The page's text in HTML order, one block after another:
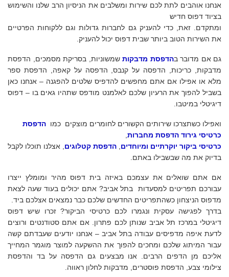
אנחנו אוהבים לתת לכם שירות ומשלבים את הניסיון הרב שלנו והשימוש
בציוד דפוס חדיש
ומתקדם. זאת, כדי להעניק גם לחברות גדולות וגם ללקוחות הפרטיים
את השירות הטוב ביותר שבית דפוס יכול להעניק.
גם אם מדובר בהדפסת מדבקותשמשוניות, בסריקת מסמכים, הדפסת
מדבקות, כריכות, הדפסה על קנבס, הדפסה על קאפה, הדפסת ספר
מלא או אפילו אם אתם מחפשים להדפיס שלטים להפגנה – אנחנו כאן
בשביל להפוך את הרעיון שלכם לאלמנט מודפס שתהיו גאים בו – דפוס
דיגיטלי במיטבו.
ואפילו כשתצרכו שירותים הקשורים לחומרים מוצקים כמו הדפסת
כרטיסי גירוד הדפסת מחברות
כרטיסי ביקור יוקרתיים ומיוחדים הדפסת קטלוגים , אצלנו תוכלו לקבל
בדיוק את מה שבשבילו באתם.
אם אתם שואלים את עצמכם באיזה בית דפוס מהיר ומומלץ ייצרו
עבורכם תפריטים למסעדות בתל אביב? אתם יכולים בעוד שעה לצאת
מדפוס הניצחון כשהתפריטים החדשים שלכם כבר נמצאים אצלכם ביד.
בדרך לפגישה עסקית ונגמרו לכם כרטיסי הביקור? זכרו שיש דפוס
דיגיטלי במרכז תל אביב שנותן לכם פתרון. אם אתם סטודנטים ורוצים
לדעת איפה מדפיסים עבודה בתל אביב – אנחנו יודעים שעבדתם קשה
עבור המיתוג שלכם ומחכים להפוך את ההשקעה למוצר מוגמר המחייך
אליכם מן הדפים הרבים. אנו מבצעים גם הדפסה על בד והדפסת
צילומי צבע, הדפסת פוסטרים, מדבקות לחלון ראווה.